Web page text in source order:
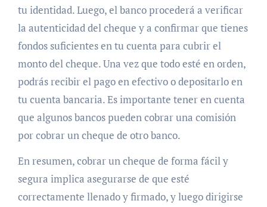
tu identidad. Luego, el banco procederá a verificar
la autenticidad del cheque y a confirmar que tienes
fondos suficientes en tu cuenta para cubrir el
monto del cheque. Una vez que todo esté en orden,
podrás recibir el pago en efectivo o depositarlo en
tu cuenta bancaria. Es importante tener en cuenta
que algunos bancos pueden cobrar una comisión
por cobrar un cheque de otro banco.
En resumen, cobrar un cheque de forma fácil y
segura implica asegurarse de que esté
correctamente llenado y firmado, y luego dirigirse